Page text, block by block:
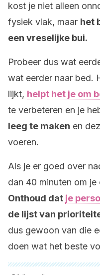
kost je niet alleen
fysiek vlak, maar het
een vreselijke bui.
Probeer dus wat
wat eerder naar bed.
lijkt, helpt het je om
te verbeteren en je
leeg te maken en
voeren.
Als je er goed over
dan 40 minuten om
Onthoud dat je
de lijst van
dus gewoon van die
doen wat het beste